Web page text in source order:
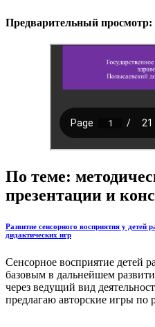
Предварительный просмотр:
По теме:
презентации и
Развитие сенсорного восприятия у детей
дидактических игр
Сенсорное восприятие детей
базовым в дальнейшем
через ведущий вид
предлагаю авторские игры по